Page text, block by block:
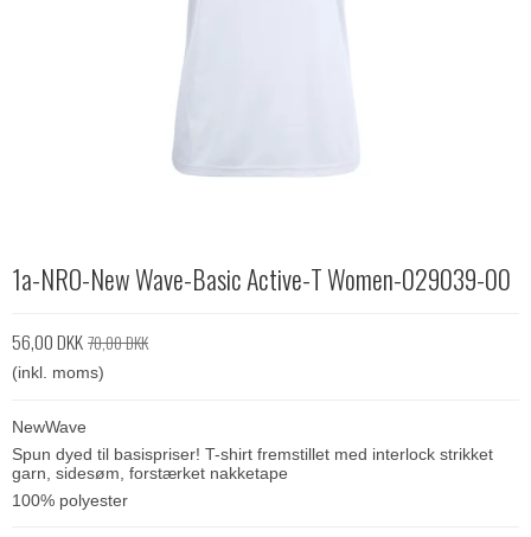
1a-NRO-New Wave-Basic Active-T Women-029039-00
56,00 DKK70,00 DKK
(inkl. moms)
NewWave
Spun dyed til basispriser! T-shirt fremstillet med interlock strikket
garn, sidesøm, forstærket nakketape
100% polyester